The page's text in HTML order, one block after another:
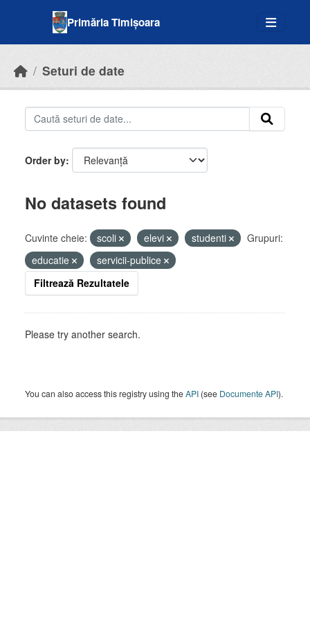
Primăria Timișoara
Seturi de date
Order by
No datasets found
Cuvinte cheie: scoli elevi studenti
Grupuri:
educatie
servicii-publice
Filtrează Rezultatele
Please try another search.
You can also access this registry using theAPI (see Documente API).